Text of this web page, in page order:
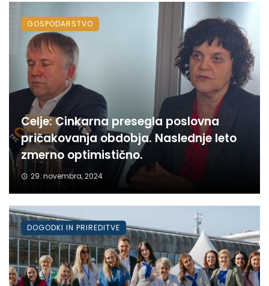
Celje: Cinkarna presegla poslovna
pričakovanja obdobja. Naslednje leto
zmerno optimistično.
29. novembra, 2024
GOSPODARSTVO
DOGODKI IN PRIREDITVE